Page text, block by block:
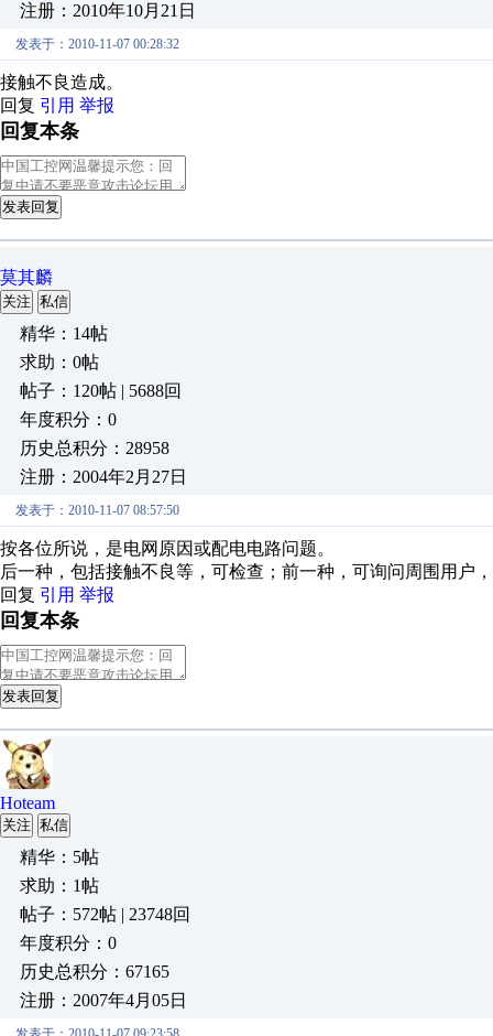
注册：2010年10月21日
发表于：2010-11-07 00:28:32
接触不良造成。
回复 引用 举报
回复本条
发表回复
莫其麟
关注 私信
精华：14帖
求助：0帖
帖子：120帖 | 5688回
年度积分：0
历史总积分：28958
注册：2004年2月27日
发表于：2010-11-07 08:57:50
按各位所说，是电网原因或配电电路问题。
后一种，包括接触不良等，可检查；前一种，可询问周围用户
回复 引用 举报
回复本条
发表回复
Hoteam
关注 私信
精华：5帖
求助：1帖
帖子：572帖 | 23748回
年度积分：0
历史总积分：67165
注册：2007年4月05日